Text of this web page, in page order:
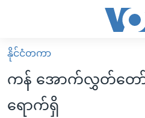
လွယ်ကူ
စေ
မူလစာမျက်နှာ
မြန်မာ
ကမ္ဘာ့သတင်းများ
နိုင်ငံတကာ
ကန် အောက်လွှတ်တော်
ရောက်ရှိ